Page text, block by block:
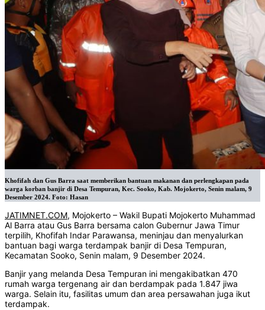
Khofifah dan Gus Barra saat memberikan bantuan makanan dan perlengkapan pada
warga korban banjir di Desa Tempuran, Kec. Sooko, Kab. Mojokerto, Senin malam, 9
Desember 2024. Foto: Hasan
JATIMNET.COM, Mojokerto – Wakil Bupati Mojokerto Muhammad
Al Barra atau Gus Barra bersama calon Gubernur Jawa Timur
terpilih, Khofifah Indar Parawansa, meninjau dan menyalurkan
bantuan bagi warga terdampak banjir di Desa Tempuran,
Kecamatan Sooko, Senin malam, 9 Desember 2024.
Banjir yang melanda Desa Tempuran ini mengakibatkan 470
rumah warga tergenang air dan berdampak pada 1.847 jiwa
warga. Selain itu, fasilitas umum dan area persawahan juga ikut
terdampak.